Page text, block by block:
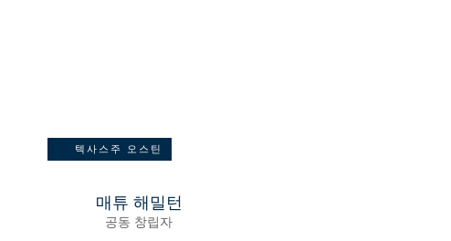
텍사스주 오스틴
매튜 해밀턴
공동 창립자